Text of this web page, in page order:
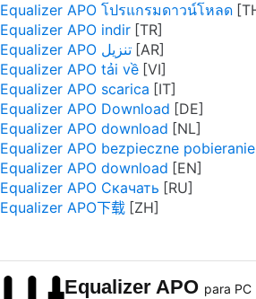
Equalizer APO โปรแกรมดาวน์โหลด
Equalizer APO indir
Equalizer APO تنزيل
Equalizer APO tải về
Equalizer APO scarica
Equalizer APO Download
Equalizer APO download
Equalizer APO bezpieczne pobieranie
Equalizer APO download
Equalizer APO Скачать
Equalizer APO下载
Equalizer APO para PC